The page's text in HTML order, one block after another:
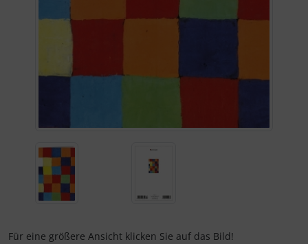
Für eine größere Ansicht klicken Sie auf das Bild!